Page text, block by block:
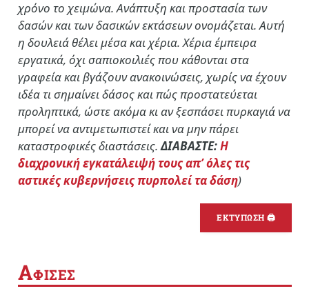
χρόνο το χειμώνα. Ανάπτυξη και προστασία των
δασών και των δασικών εκτάσεων ονομάζεται. Αυτή
η δουλειά θέλει μέσα και χέρια. Χέρια έμπειρα
εργατικά, όχι σαπιοκοιλιές που κάθονται στα
γραφεία και βγάζουν ανακοινώσεις, χωρίς να έχουν
ιδέα τι σημαίνει δάσος και πώς προστατεύεται
προληπτικά, ώστε ακόμα κι αν ξεσπάσει πυρκαγιά να
μπορεί να αντιμετωπιστεί και να μην πάρει
καταστροφικές διαστάσεις.ΔΙΑΒΑΣΤΕ:Η
διαχρονική εγκατάλειψή τους απ’ όλες τις
αστικές κυβερνήσεις πυρπολεί τα δάση)
ΕΚΤΥΠΩΣΗ 🖨
ΑΦΙΣΕΣ